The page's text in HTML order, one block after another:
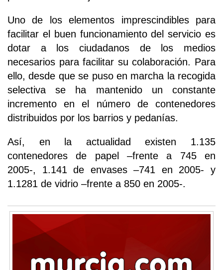
Uno de los elementos imprescindibles para
facilitar el buen funcionamiento del servicio es
dotar a los ciudadanos de los medios
necesarios para facilitar su colaboración. Para
ello, desde que se puso en marcha la recogida
selectiva se ha mantenido un constante
incremento en el número de contenedores
distribuidos por los barrios y pedanías.
Así, en la actualidad existen 1.135
contenedores de papel –frente a 745 en
2005-, 1.141 de envases –741 en 2005- y
1.1281 de vidrio –frente a 850 en 2005-.